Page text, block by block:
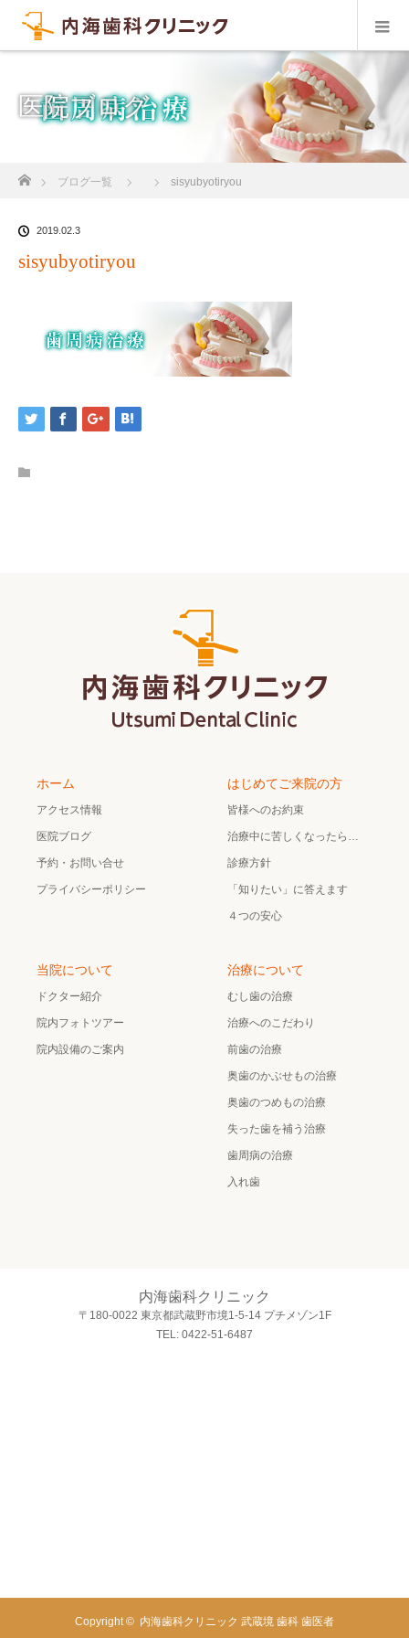
医院ブログ
ブログ一覧 sisyubyotiryou
2019.02.3
sisyubyotiryou
ホーム
アクセス情報
医院ブログ
予約・お問い合せ
プライバシーポリシー
はじめてご来院の方
皆様へのお約束
治療中に苦しくなったら…
診療方針
「知りたい」に答えます
４つの安心
当院について
ドクター紹介
院内フォトツアー
院内設備のご案内
治療について
むし歯の治療
治療へのこだわり
前歯の治療
奥歯のかぶせもの治療
奥歯のつめもの治療
失った歯を補う治療
歯周病の治療
入れ歯
内海歯科クリニック
〒180-0022 東京都武蔵野市境1-5-14 プチメゾン1F
TEL: 0422-51-6487
Copyright © 内海歯科クリニック 武蔵境 歯科 歯医者